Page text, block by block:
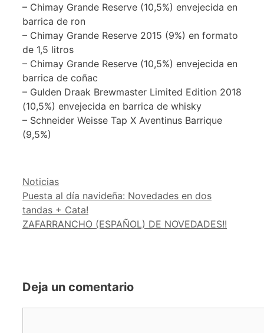
– Chimay Grande Reserve (10,5%) envejecida en
barrica de ron
– Chimay Grande Reserve 2015 (9%) en formato
de 1,5 litros
– Chimay Grande Reserve (10,5%) envejecida en
barrica de coñac
– Gulden Draak Brewmaster Limited Edition 2018
(10,5%) envejecida en barrica de whisky
– Schneider Weisse Tap X Aventinus Barrique
(9,5%)
Categorías
Noticias
Puesta al día navideña: Novedades en dos
tandas + Cata!
ZAFARRANCHO (ESPAÑOL) DE NOVEDADES!!
Deja un comentario